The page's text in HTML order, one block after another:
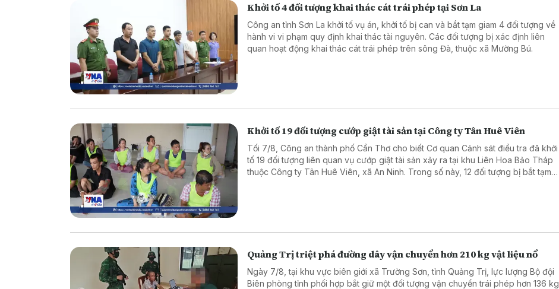
Khởi tố 4 đối tượng khai thác cát trái phép tại Sơn La
Công an tỉnh Sơn La khởi tố vụ án, khởi tố bị can và bắt tạm giam 4 đối tượng về
hành vi vi phạm quy định khai thác tài nguyên. Các đối tượng bị xác định liên
quan hoạt động khai thác cát trái phép trên sông Đà, thuộc xã Mường Bú.
Khởi tố 19 đối tượng cướp giật tài sản tại Công ty Tân Huê Viên
Tối 7/8, Công an thành phố Cần Thơ cho biết Cơ quan Cảnh sát điều tra đã khởi
tố 19 đối tượng liên quan vụ cướp giật tài sản xảy ra tại khu Liên Hoa Bảo Tháp
thuộc Công ty Tân Huê Viên, xã An Ninh. Trong số này, 12 đối tượng bị bắt tạm
Quảng Trị triệt phá đường dây vận chuyển hơn 210 kg vật liệu nổ
Ngày 7/8, tại khu vực biên giới xã Trường Sơn, tỉnh Quảng Trị, lực lượng Bộ đội
Biên phòng tỉnh phối hợp bắt giữ một đối tượng vận chuyển trái phép hơn 136 kg